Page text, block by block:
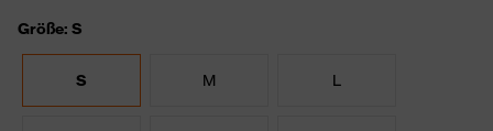
Größe: S
S M L